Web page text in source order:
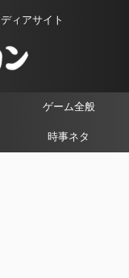
ィアサイト
ゲーム全般
時事ネタ